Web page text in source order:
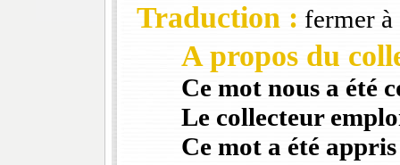
Traduction : fermer à
A propos du
Ce mot nous a été
Le collecteur
Ce mot a été